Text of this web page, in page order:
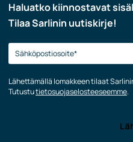
Haluatko kiinnostavat
Tilaa Sarlinin uutiskirje!
Lähettämällä lomakkeen tilaat
Tutustutietosuojaselosteeseemme.